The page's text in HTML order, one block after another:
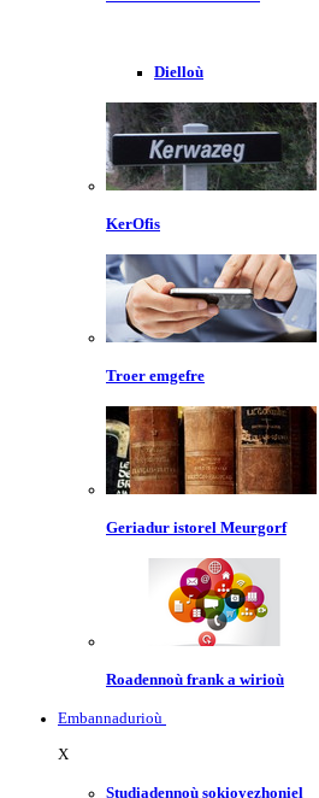
Dielloù
KerOfis
Troer emgefre
Geriadur istorel Meurgorf
Roadennoù frank a wirioù
Embannadurioù
X
Studiadennoù sokioyezhoniel